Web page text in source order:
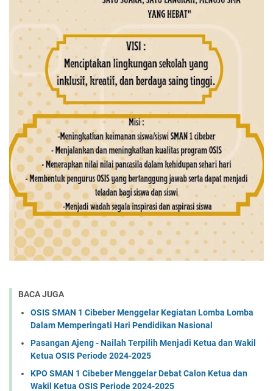
BACA JUGA
OSIS SMAN 1 Cibeber Menggelar Kegiatan Lomba Lomba
Dalam Memperingati Hari Pendidikan Nasional
Pasangan Ajeng - Nailah Terpilih Menjadi Ketua dan Wakil
Ketua OSIS Periode 2024-2025
KPO SMAN 1 Cibeber Menggelar Debat Calon Ketua dan
Wakil Ketua OSIS Periode 2024-2025